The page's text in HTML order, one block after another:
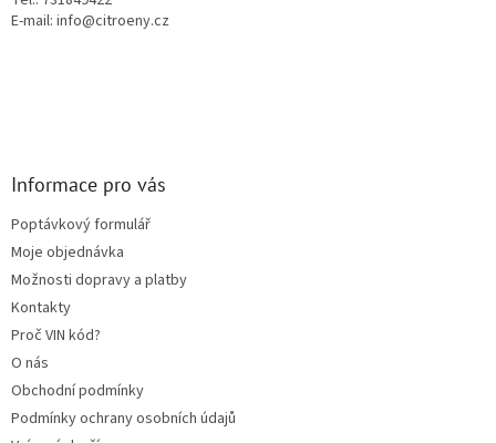
E-mail: info@citroeny.cz
Informace pro vás
Poptávkový formulář
Moje objednávka
Možnosti dopravy a platby
Kontakty
Proč VIN kód?
O nás
Obchodní podmínky
Podmínky ochrany osobních údajů